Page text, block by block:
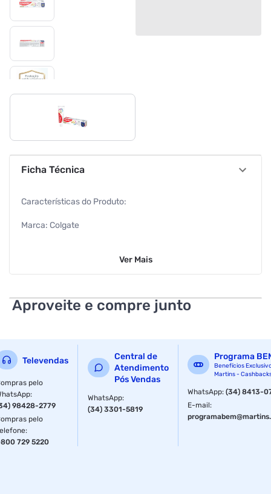
Ficha Técnica
Características do Produto:
Marca: Colgate
Tipo de Produto: Creme Dental
Faixa etária: Adultos
Conteúdo: 50g
EAN: 7509546702728
Características Adicionais:
Combate bactérias causadoras de mau hálito, cáries, placa
bacteriana, tártaro e erosão do esmalte
Ver Mais
Aproveite e compre junto
Televendas
pelo
:
98428-2779
pelo
:
729 5220
Central de
Atendimento
Pós Vendas
WhatsApp:
(34) 3301-5819
Programa
Benefícios
Martins -
WhatsApp:(34) 8413-
E-mail: